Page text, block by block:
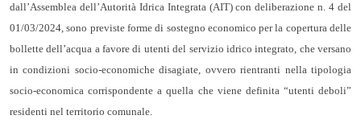
dall’Assemblea dell’Autorità Idrica Integrata (AIT) con deliberazione n. 4 del
01/03/2024, sono previste forme di sostegno economico per la copertura delle
bollette dell’acqua a favore di utenti del servizio idrico integrato, che versano
in condizioni socio-economiche disagiate, ovvero rientranti nella tipologia
socio-economica corrispondente a quella che viene definita “utenti deboli”
residenti nel territorio comunale.